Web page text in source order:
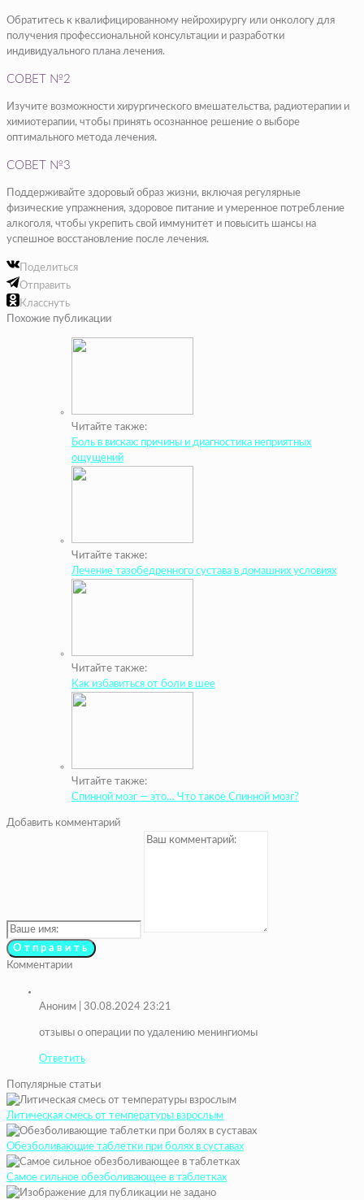
Обратитесь к квалифицированному нейрохирургу или онкологу для
получения профессиональной консультации и разработки
индивидуального плана лечения.
СОВЕТ №2
Изучите возможности хирургического вмешательства, радиотерапии и
химиотерапии, чтобы принять осознанное решение о выборе
оптимального метода лечения.
СОВЕТ №3
Поддерживайте здоровый образ жизни, включая регулярные
физические упражнения, здоровое питание и умеренное потребление
алкоголя, чтобы укрепить свой иммунитет и повысить шансы на
успешное восстановление после лечения.
Поделиться
Отправить
Класснуть
Похожие публикации
Читайте также:
Боль в висках: причины и диагностика неприятных
ощущений
Читайте также:
Лечение тазобедренного сустава в домашних условиях
Читайте также:
Как избавиться от боли в шее
Читайте также:
Спинной мозг — это… Что такое Спинной мозг?
Добавить комментарий
Комментарии
Аноним | 30.08.2024 23:21
отзывы о операции по удалению менингиомы
Ответить
Популярные статьи
Литическая смесь от температуры взрослым
Обезболивающие таблетки при болях в суставах
Самое сильное обезболивающее в таблетках